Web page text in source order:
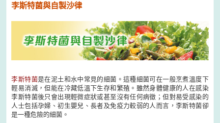
李斯特菌與自製沙律
李斯特菌是在泥土和水中常見的細菌。這種細菌可在一般烹煮溫度下
輕易消滅，但能在冷藏低溫下生存和繁殖。雖然身體健康的人在感染
李斯特菌後只會出現輕微症狀或甚至沒有任何病徵；但對易受感染的
人士包括孕婦、初生嬰兒、長者及免疫力較弱的人而言，李斯特菌卻
是一種危險的細菌。